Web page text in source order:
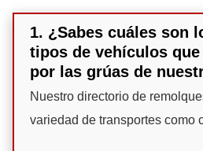
1. ¿Sabes cuáles son
tipos de vehículos
por las grúas de
Nuestro directorio de
variedad de transportes como